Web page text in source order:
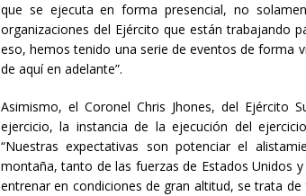
que se ejecuta en forma presencial, no
organizaciones del Ejército que están trabajando
eso, hemos tenido una serie de eventos de forma
de aquí en adelante”.
Asimismo, el Coronel Chris Jhones, del Ejército
ejercicio, la instancia de la ejecución del
“Nuestras expectativas son potenciar el
montaña, tanto de las fuerzas de Estados Unidos
entrenar en condiciones de gran altitud, se trata